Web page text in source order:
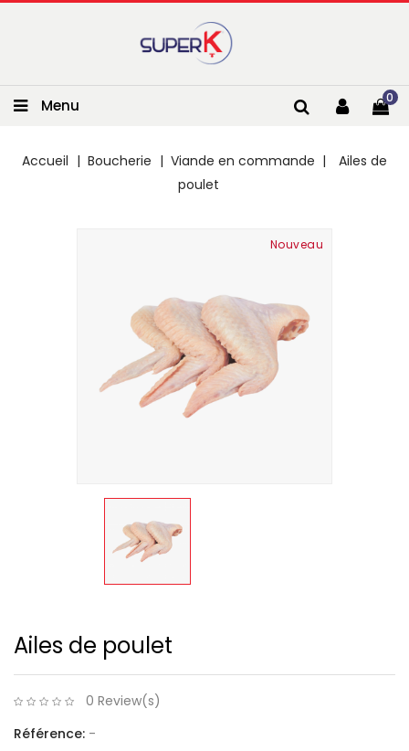
Menu 0
Accueil Boucherie Viande en commande
Ailes de
poulet
Nouveau
Ailes de poulet
0 Review(s)
Référence: -